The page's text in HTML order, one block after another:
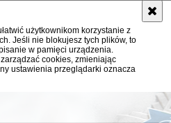
użytkownikom korzystanie z
Jeśli nie blokujesz tych plików, to
w pamięci urządzenia.
cookies, zmieniając
ustawienia przeglądarki oznacza